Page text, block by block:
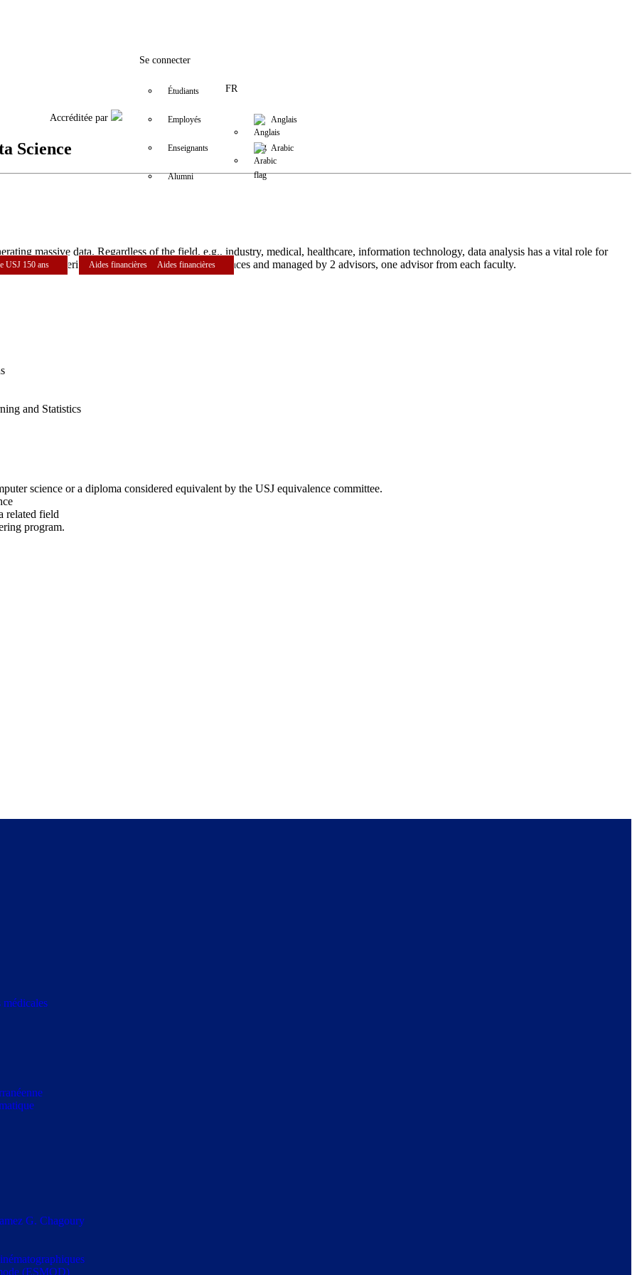
Accréditée par
Se connecter
Étudiants
Employés
Enseignants
Alumni
FR
Anglais
Arabic
USJ 150 ans Aides financières Aides financières
médicales
G. Chagoury
(ESMOD)
Science
massive data. Regardless of the field, e.g., industry, medical, healthcare, information technology, data analysis has a vital role for
of Engineering (ESIB) and the Faculty of Sciences and managed by 2 advisors, one advisor from each faculty.
and Statistics
science or a diploma considered equivalent by the USJ equivalence committee.
related field
program.